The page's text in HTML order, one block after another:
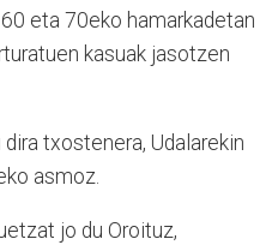
eta 70eko hamarkadetan
kasuak jasotzen
txostenera, Udalarekin
asmoz.
jo du Oroituz,